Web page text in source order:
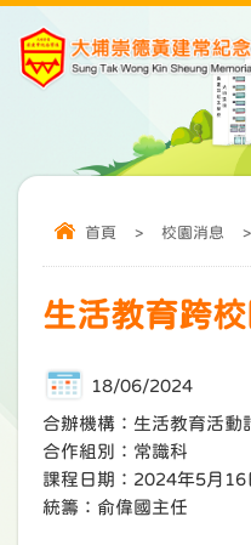
首頁 > 校園消息 >
生活教育跨校
18/06/2024
合辦機構：生活教育活動
合作組別：常識科
課程日期：2024年5月
統籌：俞偉國主任